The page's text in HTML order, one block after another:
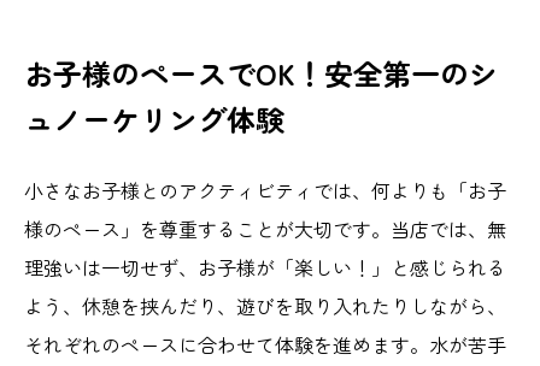
お子様のペースでOK！安全第一のシ
ュノーケリング体験
小さなお子様とのアクティビティでは、何よりも「お子
様のペース」を尊重することが大切です。当店では、無
理強いは一切せず、お子様が「楽しい！」と感じられる
よう、休憩を挟んだり、遊びを取り入れたりしながら、
それぞれのペースに合わせて体験を進めます。水が苦手